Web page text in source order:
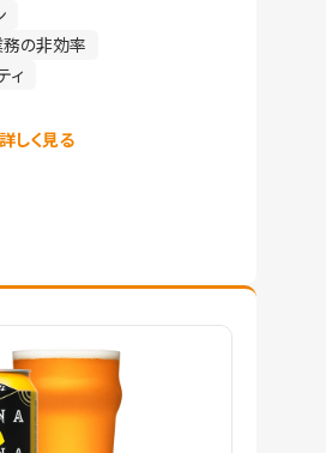
の非効率
ィ
詳しく見る